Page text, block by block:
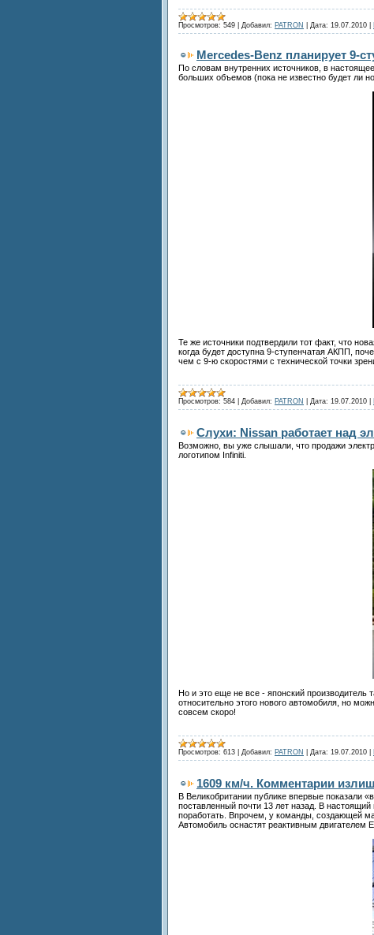
Просмотров: 549 Добавил: PATRON Дата: 19.07.2010
Mercedes-Benz планирует 9-
По словам внутренних источников, в
больших объемов (пока не известно будет ли
Те же источники подтвердили тот факт, что
когда будет доступна 9-ступенчатая АКПП,
чем с 9-ю скоростями с технической точки
Просмотров: 584 Добавил: PATRON Дата: 19.07.2010
Слухи: Nissan работает над
Возможно, вы уже слышали, что продажи
логотипом Infiniti.
Но и это еще не все - японский производитель
относительно этого нового автомобиля, но
совсем скоро!
Просмотров: 613 Добавил: PATRON Дата: 19.07.2010
1609 км/ч. Комментарии
В Великобритании публике впервые показали
поставленный почти 13 лет назад. В
поработать. Впрочем, у команды, создающей
Автомобиль оснастят реактивным двигателем